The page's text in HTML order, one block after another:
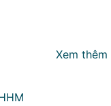
Xem thêm